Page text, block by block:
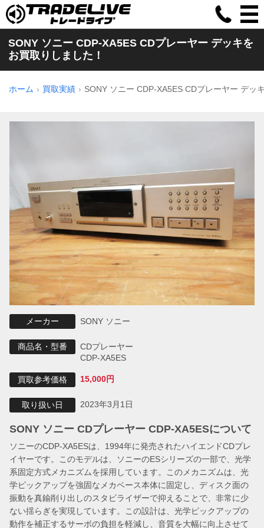
SONY ソニー CDP-XA5ES CDプレーヤー デッキを
お買取りしました！
ホーム 買取実績 SONY ソニー CDP-XA5ES CDプレーヤー デッ
メーカー SONY ソニー
商品名・型番
CDプレーヤー
CDP-XA5ES
買取参考価格 15,000円
取り扱い日 2023年3月1日
SONY ソニー CDプレーヤー CDP-XA5ESについて
ソニーのCDP-XA5ESは、1994年に発売されたハイエンドCDプレ
イヤーです。このモデルは、ソニーのESシリーズの一部で、光学
系固定方式メカニズムを採用しています。このメカニズムは、光
学ピックアップを強固なメカベース本体に固定し、ディスク面の
振動を真鍮削り出しのスタビライザーで抑えることで、非常に少
ない揺らぎを実現しています。この設計は、光学ピックアップの
動作を補正するサーボの負担を軽減し、音質を大幅に向上させて